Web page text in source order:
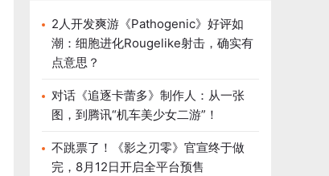
2人开发爽游《Pathogenic》好评如
潮：细胞进化Rougelike射击，确实有
点意思？
对话《追逐卡蕾多》制作人：从一张
图，到腾讯“机车美少女二游”！
不跳票了！《影之刃零》官宣终于做
完，8月12日开启全平台预售